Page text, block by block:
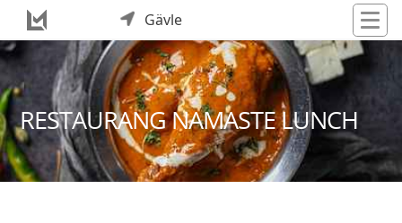
Gävle
RESTAURANG NAMASTE LUNCH